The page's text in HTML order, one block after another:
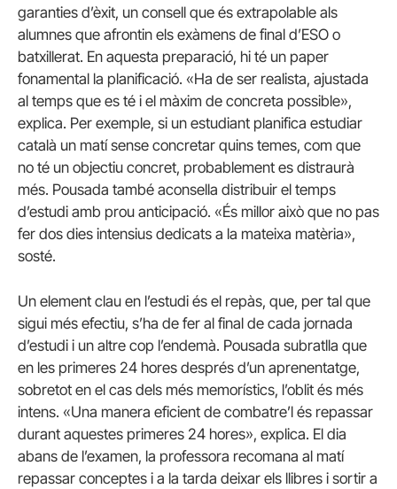
garanties d’èxit, un consell que és extrapolable als
alumnes que afrontin els exàmens de final d’ESO o
batxillerat. En aquesta preparació, hi té un paper
fonamental la planificació. «Ha de ser realista, ajustada
al temps que es té i el màxim de concreta possible»,
explica. Per exemple, si un estudiant planifica estudiar
català un matí sense concretar quins temes, com que
no té un objectiu concret, probablement es distraurà
més. Pousada també aconsella distribuir el temps
d’estudi amb prou anticipació. «És millor això que no pas
fer dos dies intensius dedicats a la mateixa matèria»,
sosté.
Un element clau en l’estudi és el repàs, que, per tal que
sigui més efectiu, s’ha de fer al final de cada jornada
d’estudi i un altre cop l’endemà. Pousada subratlla que
en les primeres 24 hores després d’un aprenentatge,
sobretot en el cas dels més memorístics, l’oblit és més
intens. «Una manera eficient de combatre’l és repassar
durant aquestes primeres 24 hores», explica. El dia
abans de l’examen, la professora recomana al matí
repassar conceptes i a la tarda deixar els llibres i sortir a